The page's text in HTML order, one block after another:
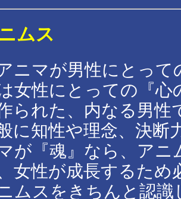
ムス
ニマが男性にとって
女性にとっての『
られた、内なる男性
に知性や理念、決断
が『魂』なら、ア
女性が成長するため
ムスをきちんと認